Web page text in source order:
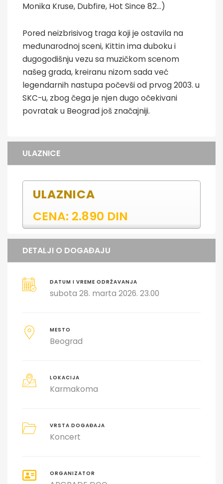
Monika Kruse, Dubfire, Hot Since 82…)
Pored neizbrisivog traga koji je ostavila na
međunarodnoj sceni, Kittin ima duboku i
dugogodišnju vezu sa muzičkom scenom
našeg grada, kreiranu nizom sada već
legendarnih nastupa počevši od prvog 2003. u
SKC-u, zbog čega je njen dugo očekivani
povratak u Beograd još značajniji.
ULAZNICE
ULAZNICA
CENA: 2.890 DIN
DETALJI O DOGAĐAJU
DATUM I VREME ODRŽAVANJA
subota 28. marta 2026. 23.00
MESTO
Beograd
LOKACIJA
Karmakoma
VRSTA DOGAĐAJA
Koncert
ORGANIZATOR